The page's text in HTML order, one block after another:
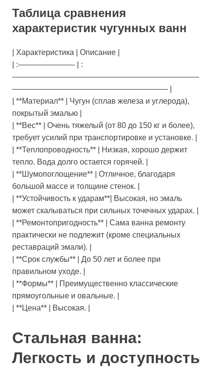
Таблица сравнения
характеристик чугунных ванн
| Характеристика | Описание |
| :———————- | :
————————————————————————
———————————————————— |
| **Материал** | Чугун (сплав железа и углерода),
покрытый эмалью |
| **Вес** | Очень тяжелый (от 80 до 150 кг и более),
требует усилий при транспортировке и установке. |
| **Теплопроводность** | Низкая, хорошо держит
тепло. Вода долго остается горячей. |
| **Шумопоглощение** | Отличное, благодаря
большой массе и толщине стенок. |
| **Устойчивость к ударам**| Высокая, но эмаль
может скалываться при сильных точечных ударах. |
| **Ремонтопригодность** | Сама ванна ремонту
практически не подлежит (кроме специальных
реставраций эмали). |
| **Срок службы** | До 50 лет и более при
правильном уходе. |
| **Формы** | Преимущественно классические
прямоугольные и овальные. |
| **Цена** | Высокая. |
Стальная ванна:
Легкость и доступность